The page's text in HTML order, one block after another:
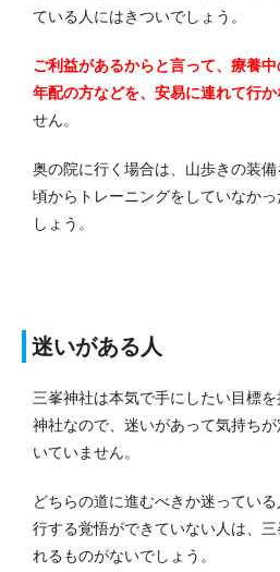
ている人にはきついでしょう。
ご利益があるからと言って、療養中
年配の方などを、安易に連れて行
せん。
奥の院に行く場合は、山歩きの装
頃からトレーニングをしていなか
しょう。
迷いがある人
三峯神社は本気で手にしたい目標
神社なので、迷いがあって気持ち
いていません。
どちらの道に進むべきか迷ってい
行する覚悟ができていない人は、
れるものがないでしょう。